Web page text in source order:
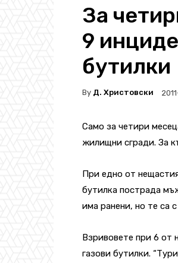
За
9
бутилки
By Д. Христовски
Само за четири
жилищни сгради. За
При едно от
бутилка пострада
има ранени, но те са
Взривовете при 6 от
газови бутилки.